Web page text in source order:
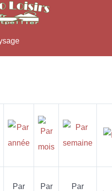
Par
Par
Par